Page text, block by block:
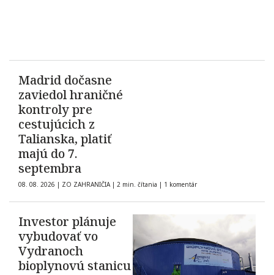
Madrid dočasne
zaviedol hraničné
kontroly pre
cestujúcich z
Talianska, platiť
majú do 7.
septembra
08. 08. 2026 | ZO ZAHRANIČIA | 2 min. čítania | 1 komentár
Investor plánuje
vybudovať vo
Vydranoch
bioplynovú stanicu